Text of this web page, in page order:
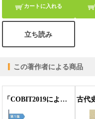
カートに入れる
立ち読み
この著作者による商品
「COBIT2019によるI&Tガバナンスの図解解説」第1版